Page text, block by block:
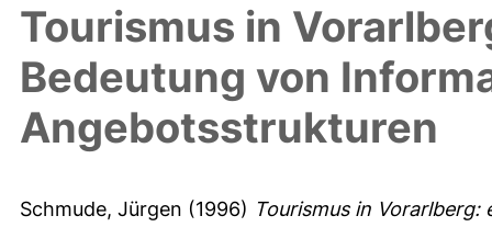
Tourismus in
Bedeutung von
Angebotsstrukturen
Schmude, Jürgen (1996) Tourismus in